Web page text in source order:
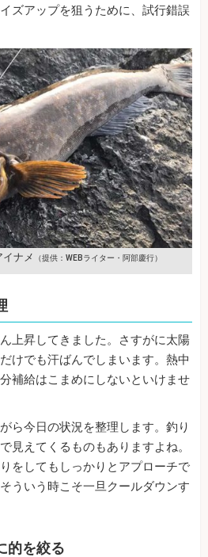
ズアップを狙うために、試行錯誤
ナメ （提供：WEBライター・阿部慶行）
上昇してきました。さすがに太陽
けでも汗ばんでしまいます。熱中
補給はこまめにしないといけませ
ら今日の状況を整理します。釣り
見えてくるものもありますよね。
をしてもしっかりとアプローチで
ういう時こそ一旦クールダウンす
的を絞る